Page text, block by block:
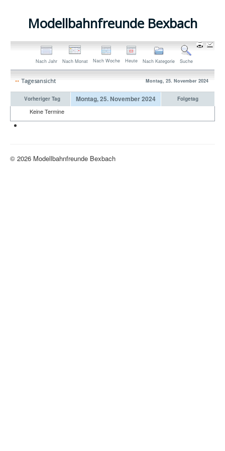
Modellbahnfreunde Bexbach
Nach Jahr Nach Monat Nach Woche Heute Nach Kategorie Suche
Tagesansicht Montag, 25. November 2024
Vorheriger Tag Montag, 25. November 2024 Folgetag
Keine Termine
© 2026 Modellbahnfreunde Bexbach